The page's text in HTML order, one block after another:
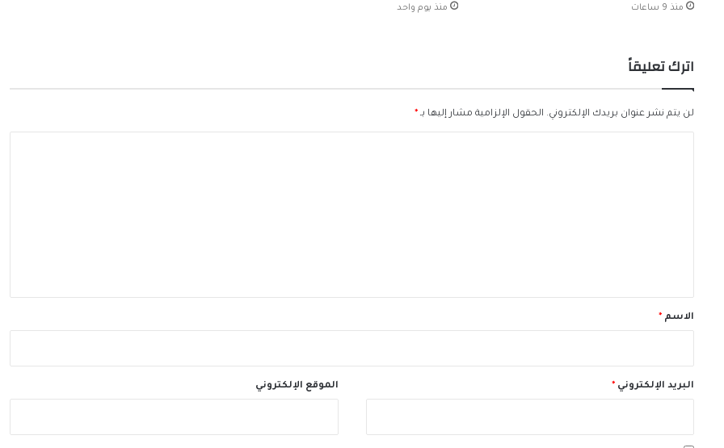
منذ 9 ساعات منذ يوم واحد
اترك تعليقاً
لن يتم نشر عنوان بريدك الإلكتروني. الحقول الإلزامية مشار إليها بـ *
*الاسم *
البريد الإلكتروني * الموقع الإلكتروني